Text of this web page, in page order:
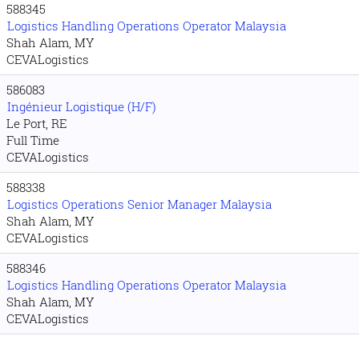
588345
Logistics Handling Operations Operator Malaysia
Shah Alam, MY
CEVALogistics
586083
Ingénieur Logistique (H/F)
Le Port, RE
Full Time
CEVALogistics
588338
Logistics Operations Senior Manager Malaysia
Shah Alam, MY
CEVALogistics
588346
Logistics Handling Operations Operator Malaysia
Shah Alam, MY
CEVALogistics